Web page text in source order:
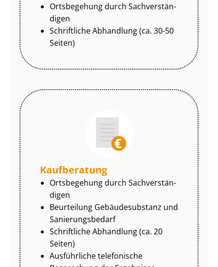
Ortsbegehung durch Sach­ver­stän­
di­gen
Schriftliche Abhandlung (ca. 30-50
Seiten)
Kaufberatung
Ortsbegehung durch Sach­ver­stän­
di­gen
Beurteilung Gebäudesubstanz und
Sa­nie­rungs­be­darf
Schriftliche Abhandlung (ca. 20
Seiten)
Ausführliche telefonische